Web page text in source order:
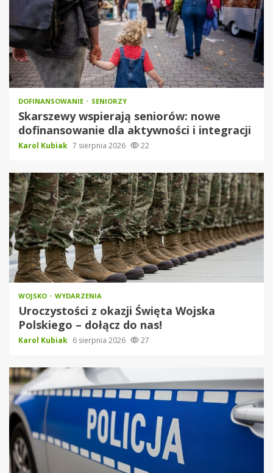
DOFINANSOWANIE SENIORZY
Skarszewy wspierają seniorów: nowe
dofinansowanie dla aktywności i integracji
Karol Kubiak 7 sierpnia 2026 22
WOJSKO WYDARZENIA
Uroczystości z okazji Święta Wojska
Polskiego – dołącz do nas!
Karol Kubiak 6 sierpnia 2026 27